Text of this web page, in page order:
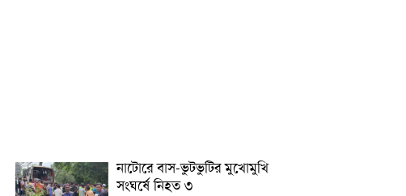
নাটোরে বাস-ভুটভুটির মুখোমুখি
সংঘর্ষে নিহত ৩